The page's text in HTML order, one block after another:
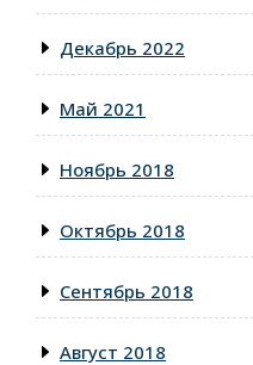
Декабрь 2022
Май 2021
Ноябрь 2018
Октябрь 2018
Сентябрь 2018
Август 2018